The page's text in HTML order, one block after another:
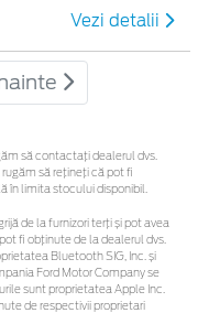
Vezi detalii
să contactaţi dealerul dvs.
să rețineți că pot fi
în limita stocului disponibil.
de la furnizori terți și pot avea
fi obținute de la dealerul dvs.
Bluetooth SIG, Inc. și
Ford Motor Company se
sunt proprietatea Apple Inc.
de respectivii proprietari